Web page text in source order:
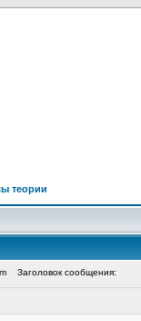
теории
Заголовок сообщения: